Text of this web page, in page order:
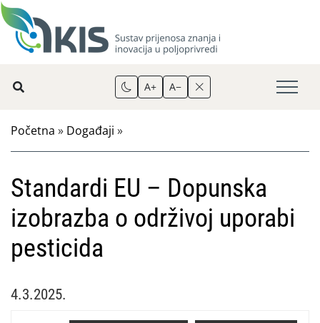
A+ A−
Početna » Događaji »
Standardi EU – Dopunska
izobrazba o održivoj uporabi
pesticida
4.3.2025.